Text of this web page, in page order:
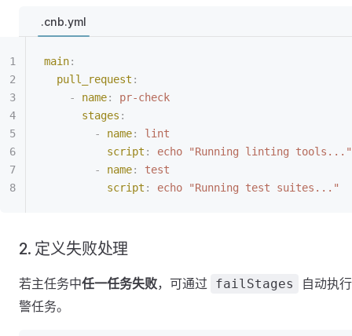
.cnb.yml
main:
  pull_request
:
    -
name:
pr-check
      stages
:
        -
name:
lint
          script
:
echo "Running linting tools..."
        -
name:
test
          script
: echo "Running test suites..."
2. 定义失败处理
若主任务中任一任务失败，可通过 failStages
自动执
警任务。